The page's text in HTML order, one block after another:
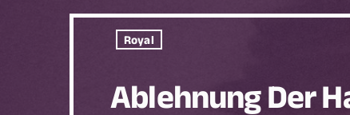
Royal
Ablehnung Der